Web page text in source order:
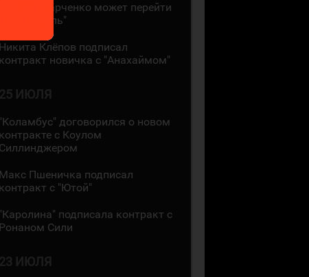
Кирилл Марченко может перейти
в "Монреаль"
Никита Клёпов подписал
контракт новичка с "Анахаймом"
25 ИЮЛЯ
"Коламбус" договорился о новом
контракте с Коулом
Силлинджером
Макс Пшеничка подписал
контракт с "Ютой"
"Каролина" подписала контракт с
Ронаном Сили
23 ИЮЛЯ